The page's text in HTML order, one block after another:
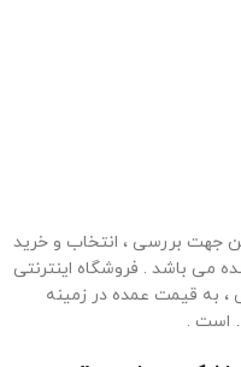
جهت بررسی ، انتخاب و خرید
می باشد . فروشگاه اینترنتی
، به قیمت عمده در زمینه
است .